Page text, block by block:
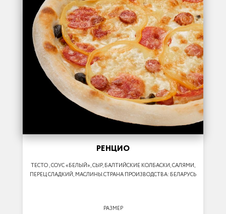
РЕНЦИО
ТЕСТО , СОУС «БЕЛЫЙ», СЫР, БАЛТИЙСКИЕ КОЛБАСКИ, САЛЯМИ,
ПЕРЕЦ СЛАДКИЙ, МАСЛИНЫ.СТРАНА ПРОИЗВОДСТВА: БЕЛАРУСЬ
РАЗМЕР